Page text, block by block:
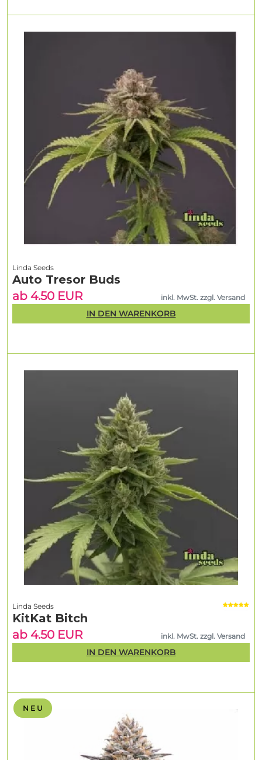
N E U
Linda Seeds
KitKat Bitch
ab 4.50 EUR
inkl. MwSt. zzgl. Versand
IN DEN WARENKORB
Linda Seeds
Auto Tresor Buds
ab 4.50 EUR
inkl. MwSt. zzgl. Versand
IN DEN WARENKORB